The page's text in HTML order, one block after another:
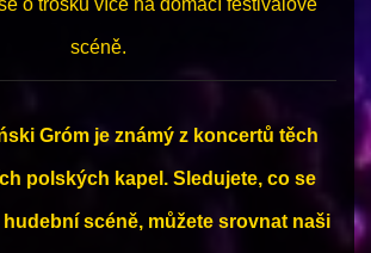
o trošku více na domácí festivalové
scéně.
Gróm je známý z koncertů těch
polských kapel. Sledujete, co se
scéně, můžete srovnat naši